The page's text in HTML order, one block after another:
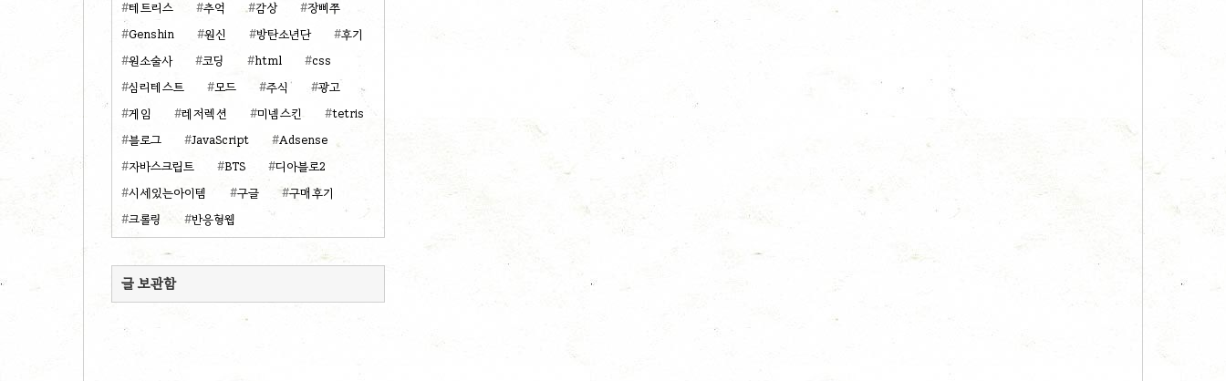
테트리스
추억 감상
장삐쭈
Genshin
원신 방탄소년단
후기
원소술사
코딩 html
css
심리테스트
모드 주식
광고
게임
레저렉션 미넴스킨
tetris
블로그
JavaScript
Adsense
자바스크립트
BTS
디아블로2
시세있는아이템
구글
구매후기
크롤링
반응형웹
글 보관함